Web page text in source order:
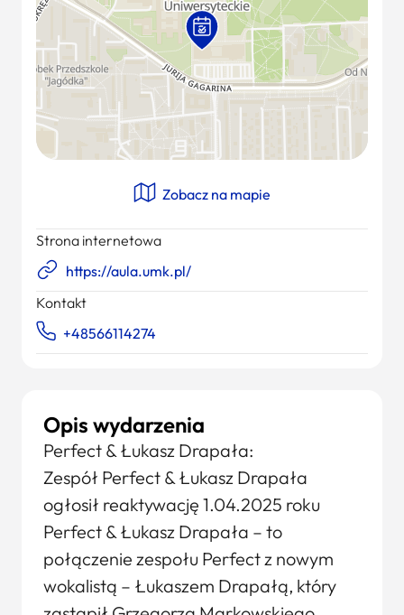
Opis wydarzenia
Perfect & Łukasz Drapała:
Zespół Perfect & Łukasz Drapała
ogłosił reaktywację 1.04.2025 roku
Perfect & Łukasz Drapała – to
połączenie zespołu Perfect z nowym
wokalistą – Łukaszem Drapałą, który
Zobacz na mapie
Strona internetowa
https://aula.umk.pl/
Kontakt
+48566114274